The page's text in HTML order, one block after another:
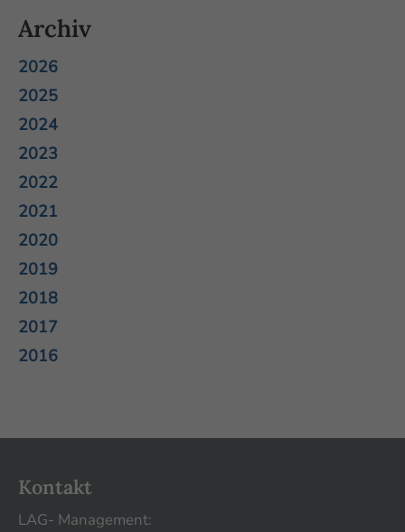
Archiv
2026
2025
2024
2023
2022
2021
2020
2019
2018
2017
2016
Kontakt
LAG- Management: